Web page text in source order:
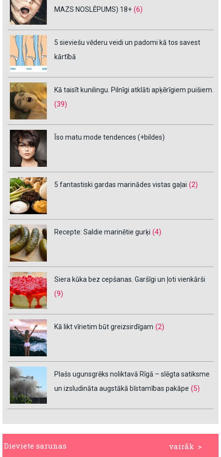
MAZS NOSLĒPUMS) 18+ (6)
5 sieviešu vēderu veidi un padomi kā tos savest
kārtībā
Kā taisīt kunilingu. Pilnīgi atklāti apķērīgiem puišiem.
(39)
Īso matu mode tendences (+bildes)
5 fantastiski gardas marinādes vistas gaļai (2)
Recepte: Saldie marinētie gurķi (4)
Siera kūka bez cepšanas. Garšīgi un ļoti vienkārši
(9)
Kā likt vīrietim būt greizsirdīgam (2)
Plašs ugunsgrēks noliktavā Rīgā – slēgta satiksme
un izsludināta augstākā bīstamības pakāpe (5)
vairāk >
Dieviete sarunas